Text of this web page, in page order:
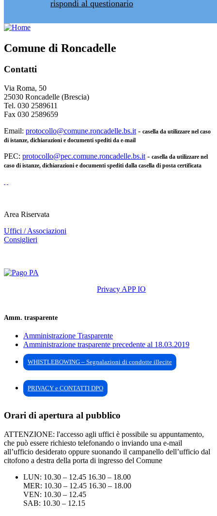
rispondi al questionario
Comune di Roncadelle
Contatti
Via Roma, 50
25030 Roncadelle (Brescia)
Tel. 030 2589611
Fax 030 2589659
Email: protocollo@comune.roncadelle.bs.it - casella da utilizzare nel caso
di istanze, dichiarazioni e documenti spediti da e-mail
PEC: protocollo@pec.comune.roncadelle.bs.it - casella da utilizzare nel
caso di istanze, dichiarazioni e documenti spediti dalla casella di posta certificata
Area Riservata
Uffici / Associazioni
Consiglieri
Privacy APP IO
Amm. trasparente
Amministrazione Trasparente
Amministrazione trasparente precedente al 18.03.2019
WHISTLEBOWING – Segnalazioni di condotte illecite
PRIVACY e CONTATTI DPO
Orari di apertura al pubblico
ATTENZIONE: l'accesso agli uffici è possibile su appuntamento,
che può essere richiesto telefonando o inviando una e-mail
all’ufficio desiderato oppure suonando il campanello dell’ufficio dal
citofono a destra della porta di ingresso del Comune
LUN: 10.30 – 12.45 16.30 – 18.00
MER: 10.30 – 12.45 16.30 – 18.00
VEN: 10.30 – 12.45
SAB: 10.30 – 12.15